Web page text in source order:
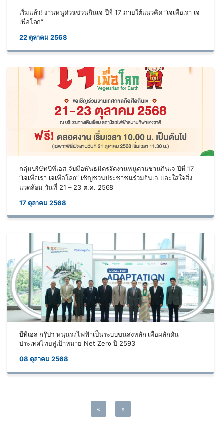
เริ่มแล้ว! งานหนูด่วนชวนกินเจ ปีที่ 17 ภายใต้แนวคิด “เจเพื่อเรา เจ
เพื่อโลก”
22 ตุลาคม 2568
กลุ่มบริษัทบีทีเอส จับมือพันธมิตรจัดงานหนูด่วนชวนกินเจ ปีที่ 17
“เจเพื่อเรา เจเพื่อโลก” เชิญชวนประชาชนร่วมกินเจ และใส่ใจสิ่ง
แวดล้อม วันที่ 21 – 23 ต.ค. 2568
17 ตุลาคม 2568
บีทีเอส กรุ๊ปฯ หนุนรถไฟฟ้าเป็นระบบขนส่งหลัก เพื่อผลักดัน
ประเทศไทยสู่เป้าหมาย Net Zero ปี 2593
08 ตุลาคม 2568
« »